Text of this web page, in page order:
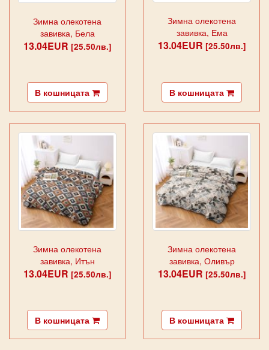
Зимна олекотена
завивка, Бела
13.04EUR [25.50лв.]
В кошницата
Зимна олекотена
завивка, Ема
13.04EUR [25.50лв.]
В кошницата
Зимна олекотена
завивка, Итън
13.04EUR [25.50лв.]
В кошницата
Зимна олекотена
завивка, Оливър
13.04EUR [25.50лв.]
В кошницата